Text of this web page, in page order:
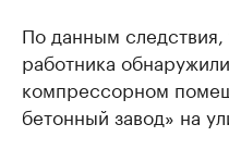
По данным следствия,
работника
компрессорном
бетонный завод» на